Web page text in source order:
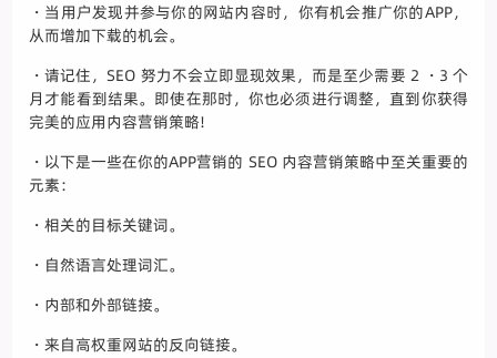
・当用户发现并参与你的网站内容时，你有机会推广你的APP，
从而增加下载的机会。
・请记住，SEO 努力不会立即显现效果，而是至少需要 2 ・3 个
月才能看到结果。即使在那时，你也必须进行调整，直到你获得
完美的应用内容营销策略!
・以下是一些在你的APP营销的 SEO 内容营销策略中至关重要的
元素：
・相关的目标关键词。
・自然语言处理词汇。
・内部和外部链接。
・来自高权重网站的反向链接。